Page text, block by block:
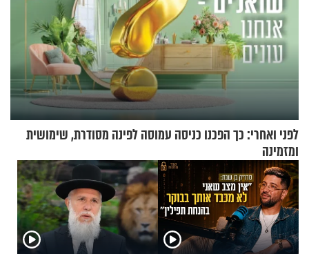
לפני ואחרי: כך הפכנו כניסה עמוסה לפינה מסודרת, שימושית
ומזמינה